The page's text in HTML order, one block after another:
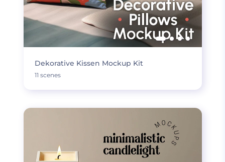
Dekorative Kissen Mockup Kit
11 scenes